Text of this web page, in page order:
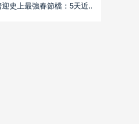
史上最強春節檔：5天近..